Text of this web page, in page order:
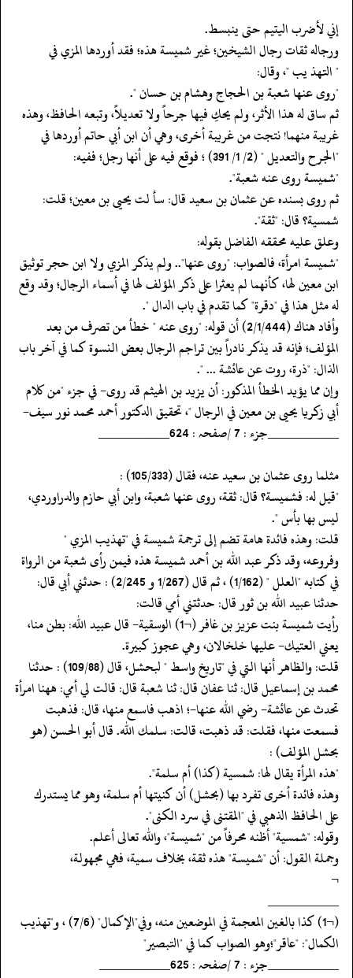
‏‏‏‏إني لأضرب اليتيم حتى ينبسط.
‏‏‏‏ورجاله ثقات رجال الشيخين؛ غير شميسة هذه؛ فقد أوردها المزي في
‏‏‏‏" التهذ يب "، وقال:
‏‏‏‏"روى عنها شعبة بن الحجاج وهشام بن حسان ".
‏‏‏‏ثم ساق له هذا الأثر، ولم يحكِ فيها جرحاً ولا تعديلاً، وتبعه الحافظ، وهذه
‏‏‏‏غريبة منهما! نتجت من غريبة أخرى، وهي أن ابن أبي حاتم أوردها في
"الجرح والتعديل " (2/ 1/ 391) ؛ فوقع فيه على أنها رجل؛ ففيه:
‏‏‏‏"شميسة روى عنه شعبة".
‏‏‏‏ثم روى بسنده عن عثمان بن سعيد قال: سأ لت يحيى بن معين؛ قلت:
شمسية؟ قال: "ثقة".
‏‏‏‏وعلق عليه محققه الفاضل بقوله:
‏‏‏‏"شميسة امرأة، فالصواب: "روى عنها".. ولم يذكر المزي ولا ابن حجر توثيق
ابن معين لها، كأنهما لم يعثرا على ذكر المؤلف لها في أسماء الرجال؛ وقد وقع
له مثل هذا في "دقرة" كما تقدم في باب الدال ".
‏‏‏‏وأفاد هناك (2/1/444) أن قوله: "روى عنه " خطأ من تصرف من بعد
المؤلف؛ فإنه قد يذكر نادراً بين تراجم الرجال بعض النسوة كما في آخر باب
الذال: "ذرة، روت عن عائشة ... ".
‏‏‏‏وإن مما يؤيد الخطأ المذكور: أن يزيد بن الهيثم قد روى- في جزء "من كلام
‏‏‏‏أبي زكريا يحيى بن معين في الرجال "، تحقيق الدكتور أحمد محمد نور سيف-
‏‏‏‏__________جزء : 7 /صفحہ : 624__________
‏‏‏‏مثلما روى عثمان بن سعيد عنه، فقال (105/333) :
‏‏‏‏"قيل له: فشميسة؟ قال: ثقة، روى عنها شعبة، وابن أبي حازم والدراوردي،
‏‏‏‏ليس بها بأس ".
‏‏‏‏قلت: وهذه فائدة هامة تضم إلى ترجمة شميسة في "تهذيب المزي "
‏‏‏‏وفروعه، وقد ذكر عبد الله بن أحمد شميسة هذه فيمن رأى شعبة من الرواة
في كتابه "العلل " (1/162) ، ثم قال (1/267 و 2/245) : حدثني أبي قال:
حدثنا عبيد الله بن ثور قال: حدثتني أمي قالت:
‏‏‏‏رأيت شميسة بنت عزيز بن غافر (¬1) الوسقية- قال عبيد الله: بطن منا،
يعني العتيك- عليها خلخالان، وهي عجوز كبيرة.
‏‏‏‏قلت: والظاهر أنها التي في "تاريخ واسط " لبحشل، قال (109/88) : حدثنا
محمد بن إسماعيل قال: ثنا عفان قال: ثنا شعبة قال: قالت لي أمي: ههنا امرأة
تحدث عن عائشة- رضي الله عنها-؛ اذهب فاسمع منها، قال: فذهبت
فسمعت منها، فقلت: قد ذهبت، قالت: سلمك الله. قال أبو الحسن (هو
بحشل المؤلف) :
‏‏‏‏"هذه المرأة يقال لها: شمسية (كذا) أم سلمة".
‏‏‏‏وهذه فائدة أخرى تفرد بها (بحشل) أن كنيتها أم سلمة، وهو مما يستدرك
‏‏‏‏على الحافظ الذهبي في "المقتنى في سرد الكنى".
‏‏‏‏وقوله: "شمسية" أظنه محرفاً من "شميسة"، والله تعالى أعلم.
‏‏‏‏وجملة القول: أن "شميسة" هذه ثقة، بخلاف سمية، فهي مجهولة،
‏‏‏‏¬
‏‏‏‏__________
‏‏‏‏(¬1) كذا بالغين المعجمة في الموضعين منه، وفي"الإكمال" (7/6) ، و"تهذيب
الكمال": "عاقر"؛وهو الصواب كما في "التبصير"
‏‏‏‏__________جزء : 7 /صفحہ : 625__________